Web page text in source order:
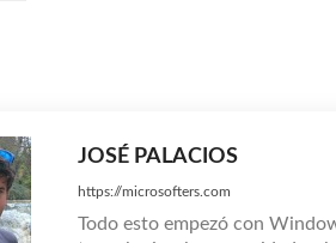
JOSÉ PALACIOS
https://microsofters.com
Todo esto empezó con